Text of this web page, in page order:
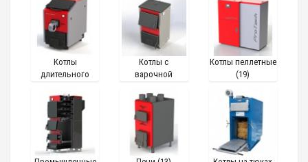
Котлы
длительного
Котлы с
варочной
Котлы пеллетные
(19)